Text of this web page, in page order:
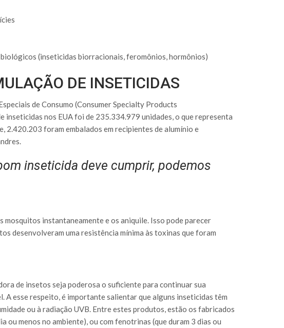
(inseticidas biorracionais, feromônios, hormônios)
DE INSETICIDAS
de Consumo (Consumer Specialty Products
inseticidas nos EUA foi de 235.334.979 unidades, o que representa
2.420.203 foram embalados em recipientes de alumínio e
inseticida deve cumprir, podemos
mosquitos instantaneamente e os aniquile. Isso pode parecer
desenvolveram uma resistência mínima às toxinas que foram
de insetos seja poderosa o suficiente para continuar sua
A esse respeito, é importante salientar que alguns inseticidas têm
ou à radiação UVB. Entre estes produtos, estão os fabricados
ou menos no ambiente), ou com fenotrinas (que duram 3 dias ou